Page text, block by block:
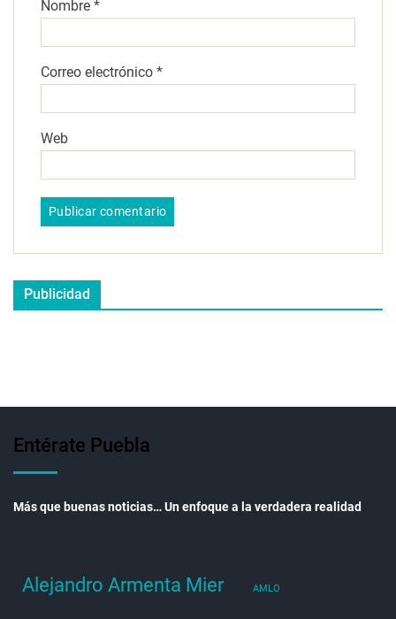
Nombre *
Correo electrónico *
Web
Publicidad
Entérate Puebla
Más que buenas noticias… Un enfoque a la verdadera realidad
Alejandro Armenta Mier AMLO